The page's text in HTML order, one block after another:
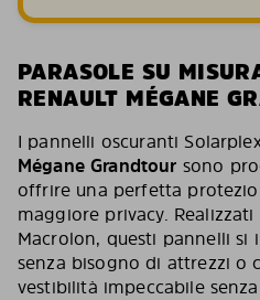
PARASOLE SU
RENAULT MÉGANE
I pannelli oscuranti
Mégane Grandtour sono
offrire una perfetta
maggiore privacy.
Macrolon, questi pannelli
senza bisogno di attrezzi o
vestibilità impeccabile